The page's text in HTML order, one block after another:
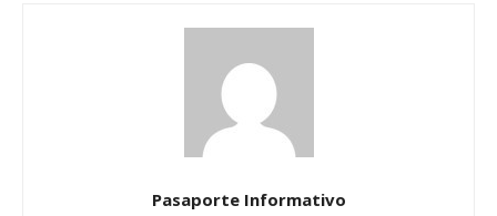
Pasaporte Informativo